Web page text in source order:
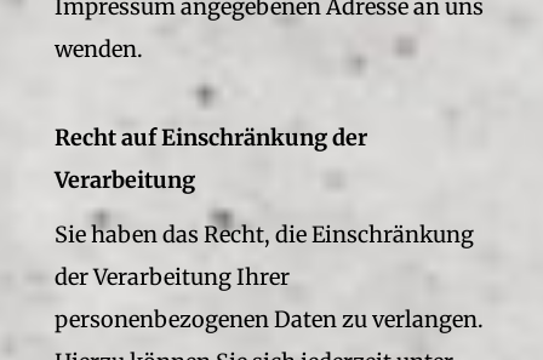
Impressum angegebenen Adresse an uns
wenden.
Recht auf Einschränkung der
Verarbeitung
Sie haben das Recht, die Einschränkung
der Verarbeitung Ihrer
personenbezogenen Daten zu verlangen.